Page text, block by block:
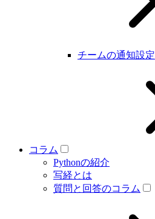
チームの通知設定
コラム
Pythonの紹介
写経とは
質問と回答のコラム